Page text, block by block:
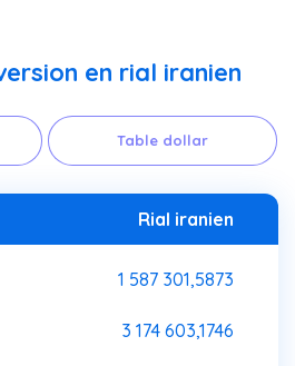
en rial iranien
Table dollar
Rial iranien
1 587 301,5873
3 174 603,1746